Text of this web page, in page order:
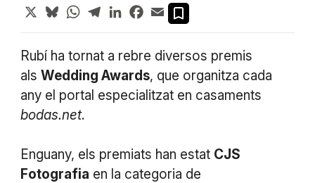
X BlueskyWhatsApp
TelegramLinkedInFacebook
Email
Rubí ha tornat a rebre diversos premis
als Wedding Awards, que organitza cada
any el portal especialitzat en casaments
bodas.net.
Enguany, els premiats han estat CJS
Fotografia en la categoria de